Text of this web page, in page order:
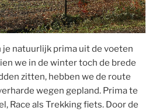
je natuurlijk prima uit de voeten
we in de winter toch de brede
zitten, hebben we de route
wegen gepland. Prima te
Race als Trekking fiets. Door de